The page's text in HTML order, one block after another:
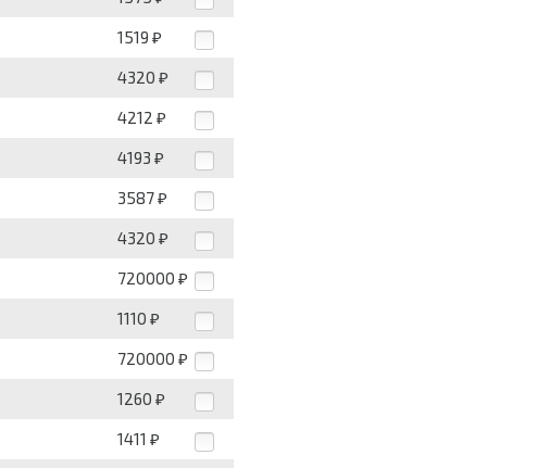
1519 ₽
4320 ₽
4212 ₽
4193 ₽
3587 ₽
4320 ₽
720000 ₽
1110 ₽
720000 ₽
1260 ₽
1411 ₽